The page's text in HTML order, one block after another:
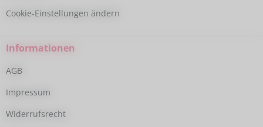
Cookie-Einstellungen ändern
Informationen
AGB
Impressum
Widerrufsrecht